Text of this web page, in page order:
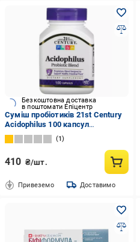
Безкоштовна доставка
в поштомати Епіцентр
Суміш пробіотиків 21st Century
Acidophilus 100 капсул
(CEN21339)
1
410 ₴/шт.
Привеземо Доставимо